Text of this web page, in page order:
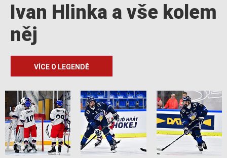
Ivan Hlinka a vše kolem
něj
VÍCE O LEGENDĚ